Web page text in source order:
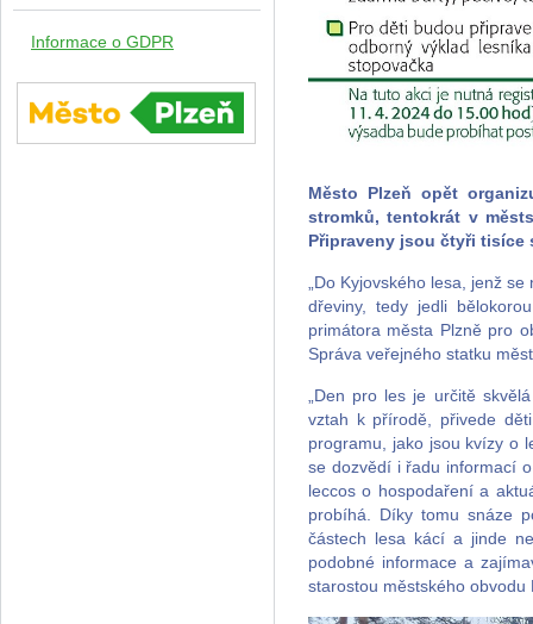
Město Plzeň opět
stromků, tentokrát v
Připraveny jsou čtyři tisíce
„Do Kyjovského lesa, jenž
dřeviny, tedy jedli
primátora města Plzně pro
Správa veřejného statku
„Den pro les je určitě
vztah k přírodě, přivede
programu, jako jsou kvízy o
se dozvědí i řadu informací
leccos o hospodaření a
probíhá. Díky tomu snáze
částech lesa kácí a jinde
podobné informace a
starostou městského obvodu
Informace o GDPR